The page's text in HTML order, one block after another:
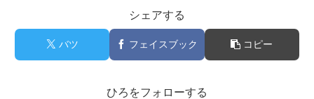
シェアする
バツ フェイスブック コピー
ひろをフォローする